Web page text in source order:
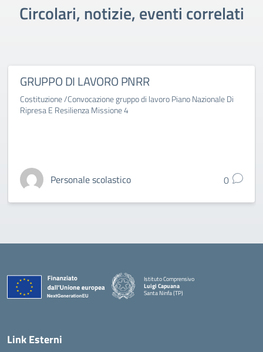
Circolari, notizie, eventi correlati
GRUPPO DI LAVORO PNRR
Costituzione /Convocazione gruppo di lavoro Piano Nazionale Di
Ripresa E Resilienza Missione 4
Personale scolastico 0
Istituto Comprensivo
Luigi Capuana
Santa Ninfa (TP)
Link Esterni